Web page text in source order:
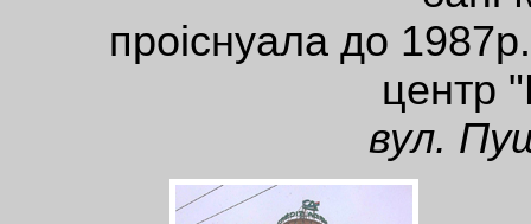
проіснуала до
центр
вул.